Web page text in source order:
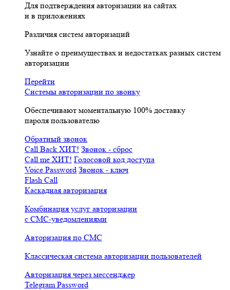
Для подтверждения авторизации на сайтах
и в приложениях
Различия систем авторизаций
Узнайте о преимуществах и недостатках разных систем
авторизации
Перейти
Системы авторизации по звонку
Обеспечивают моментальную 100% доставку
пароля пользователю
Обратный звонок
Call Back ХИТ! Звонок - сброс
Call me ХИТ! Голосовой код доступа
Voice Password Звонок - ключ
Flash Call
Каскадная авторизация
Комбинация услуг авторизации
с СМС-уведомлениями
Авторизация по СМС
Классическая система авторизации пользователей
Авторизация через мессенджер
Telegram Password